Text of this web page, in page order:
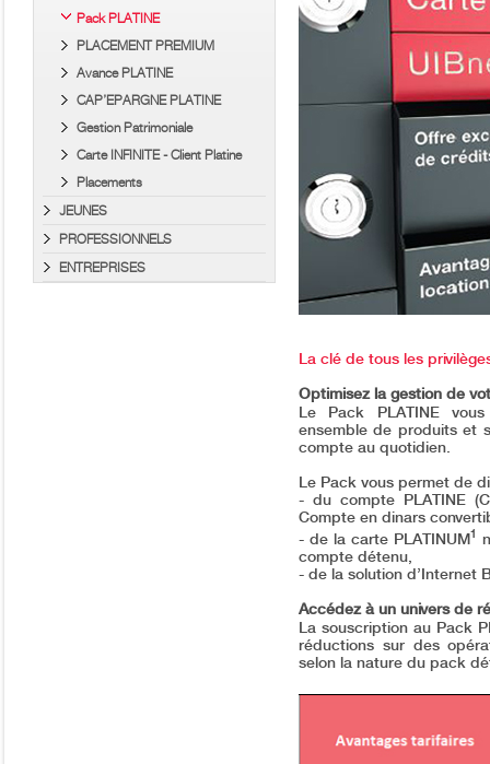
Pack PLATINE
PLACEMENT PREMIUM
Avance PLATINE
CAP’EPARGNE PLATINE
Gestion Patrimoniale
Carte INFINITE - Client Platine
Placements
JEUNES
PROFESSIONNELS
ENTREPRISES
La clé de tous les
Optimisez la gestion de
Le Pack PLATINE
ensemble de produits et
compte au quotidien.
Le Pack vous permet de
- du compte PLATINE
Compte en dinars
- de la carte PLATINUM1
compte détenu,
- de la solution d’Internet
Accédez à un univers de
La souscription au Pack
réductions sur des
selon la nature du pack